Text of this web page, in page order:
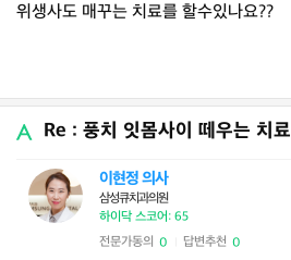
위생사도 매꾸는 치료를 할수있나요??
Re : 풍치 잇몸사이 떼우는 치료
이현정 의사
삼성큐치과의원
하이닥 스코어: 65
전문가동의 0 답변추천 0